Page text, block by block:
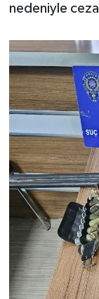
nedeniyle